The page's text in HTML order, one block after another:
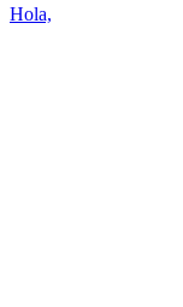
Hola,